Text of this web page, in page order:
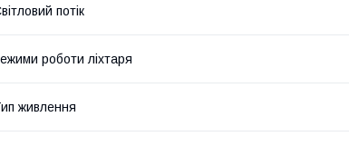
потік
роботи ліхтаря
живлення